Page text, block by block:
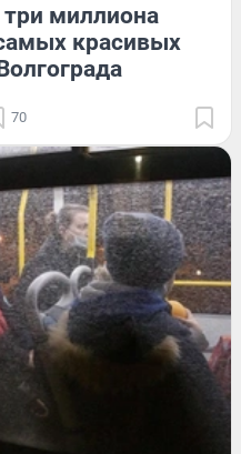
миллиона
красивых
70